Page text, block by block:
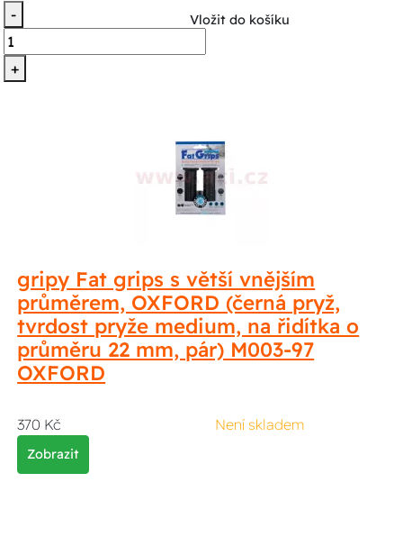
-
+
Vložit do košíku
gripy Fat grips s větší vnějším
průměrem, OXFORD (černá pryž,
tvrdost pryže medium, na řidítka o
průměru 22 mm, pár) M003-97
OXFORD
370 Kč Není skladem
Zobrazit